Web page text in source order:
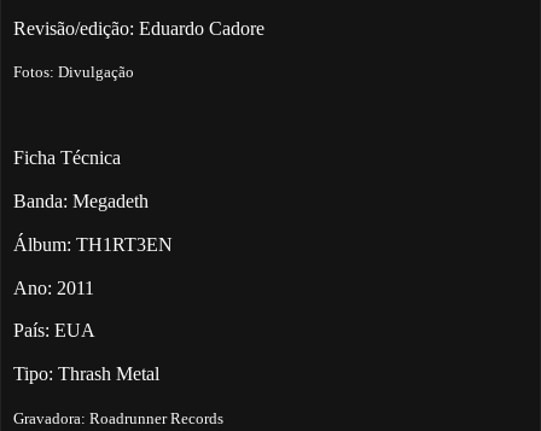
Revisão/edição: Eduardo Cadore
Fotos: Divulgação
Ficha Técnica
Banda: Megadeth
Álbum: TH1RT3EN
Ano: 2011
País: EUA
Tipo: Thrash Metal
Gravadora: Roadrunner Records